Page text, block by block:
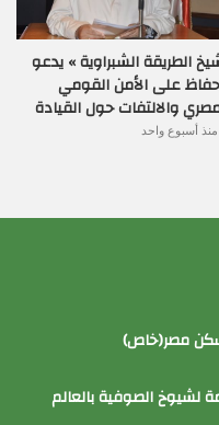
الطريقة الشبراوية » يدعو
على الأمن القومي
والالتفات حول القيادة
منذ أسبوع واحد
مصر(خاص)
لشيوخ الصوفية بالعالم